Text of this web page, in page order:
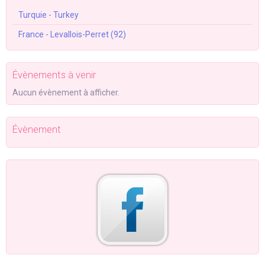
Turquie - Turkey
France - Levallois-Perret (92)
Évènements à venir
Aucun évènement à afficher.
Évènement